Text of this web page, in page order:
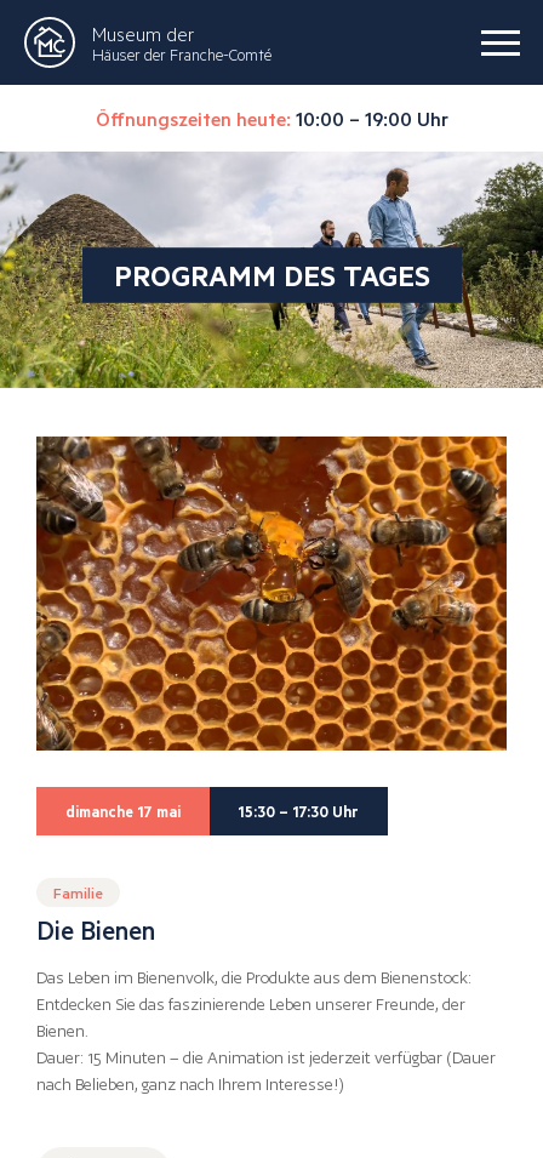
Museum der
Häuser der Franche-Comté
Öffnungszeiten heute: 10:00 – 19:00 Uhr
PROGRAMM DES TAGES
dimanche 17 mai 15:30 – 17:30 Uhr
Familie
Die Bienen
Das Leben im Bienenvolk, die Produkte aus dem Bienenstock:
Entdecken Sie das faszinierende Leben unserer Freunde, der
Bienen.
Dauer: 15 Minuten – die Animation ist jederzeit verfügbar (Dauer
nach Belieben, ganz nach Ihrem Interesse!)